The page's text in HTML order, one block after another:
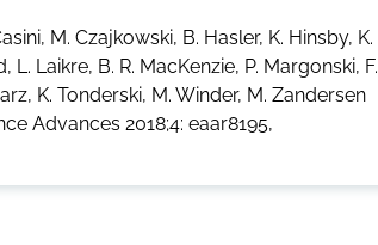
M. Czajkowski, B. Hasler, K. Hinsby, K.
Laikre, B. R. MacKenzie, P. Margonski, F.
K. Tonderski, M. Winder, M. Zandersen
Advances 2018;4: eaar8195,